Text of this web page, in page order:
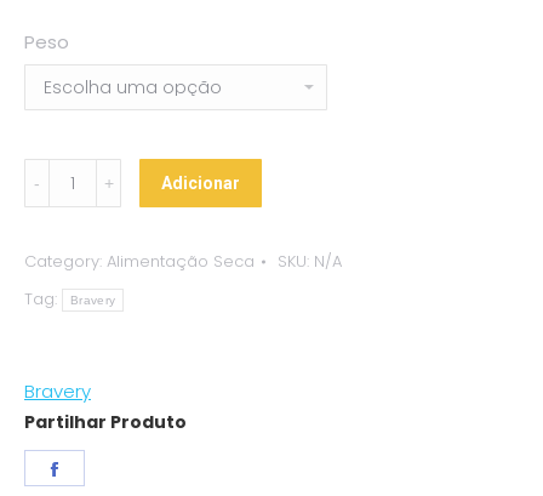
Peso
Bravery
-
Medium/Large
Chicken
Adicionar
Category: Alimentação Seca SKU: N/A
Tag:
Bravery
Bravery
Partilhar Produto